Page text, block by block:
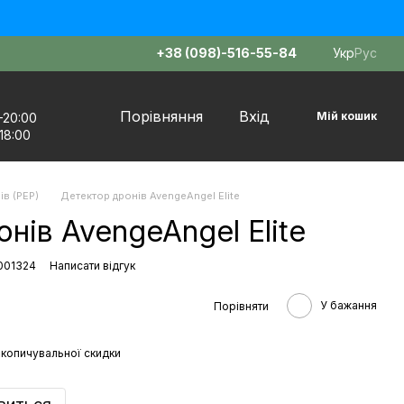
+38 (098)-516-55-84 УкрРус
Порівняння Вхід Мій кошик
(РЕР) Детектор дронів AvengeAngel Elite
AvengeAngel Elite
Написати відгук
Порівняти У бажання
скидки